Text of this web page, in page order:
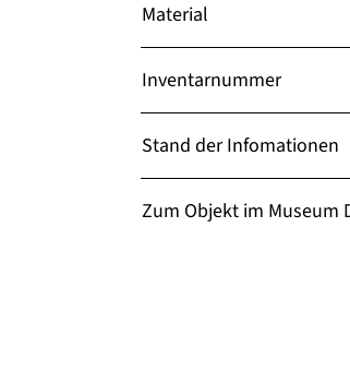
Material
Inventarnummer
Stand der Infomationen
Zum Objekt im Museum